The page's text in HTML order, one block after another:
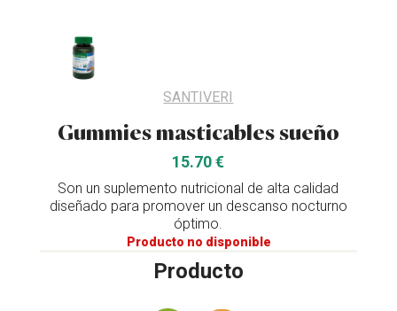
SANTIVERI
Gummies masticables sueño
15.70 €
Son un suplemento nutricional de alta calidad
diseñado para promover un descanso nocturno
óptimo.
Producto no disponible
Producto